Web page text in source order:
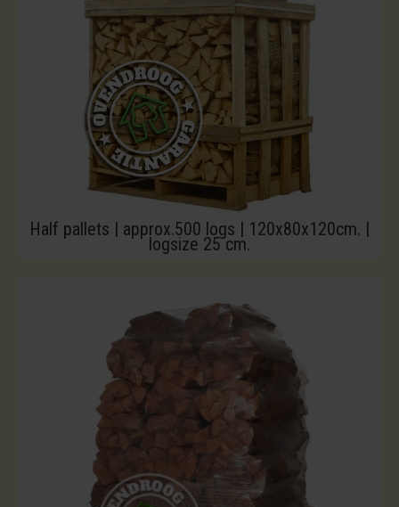
Half pallets | approx.500 logs | 120x80x120cm. |
logsize 25 cm.